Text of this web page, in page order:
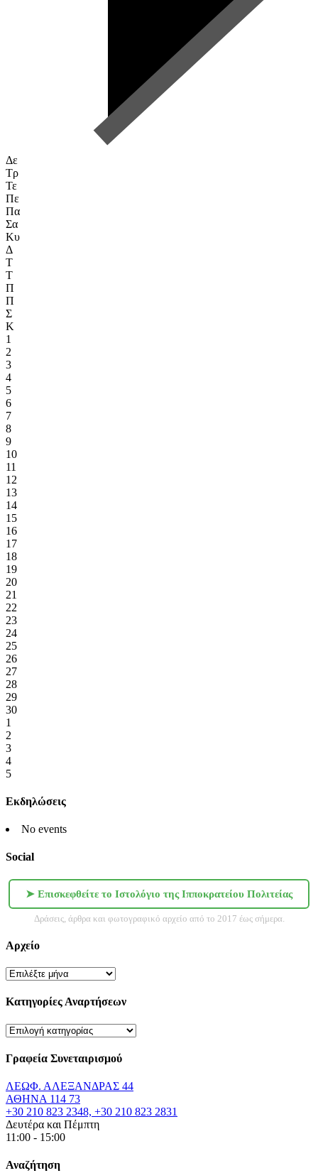
Δε
Τρ
Τε
Πε
Πα
Σα
Κυ
Δ
Τ
Τ
Π
Π
Σ
Κ
1
2
3
4
5
6
7
8
9
10
11
12
13
14
15
16
17
18
19
20
21
22
23
24
25
26
27
28
29
30
1
2
3
4
5
Εκδηλώσεις
No events
Social
➤ Επισκεφθείτε το Ιστολόγιο της Ιπποκρατείου Πολιτείας
Δράσεις, άρθρα και φωτογραφικό αρχείο από το 2017 έως σήμερα.
Αρχείο
Αρχείο
Κατηγορίες Αναρτήσεων
Κατηγορίες
Γραφεία Συνεταιρισμού
ΛΕΩΦ. ΑΛΕΞΑΝΔΡΑΣ 44
ΑΘΗΝΑ 114 73
+30 210 823 2348, +30 210 823 2831
Δευτέρα και Πέμπτη
11:00 - 15:00
Αναζήτηση